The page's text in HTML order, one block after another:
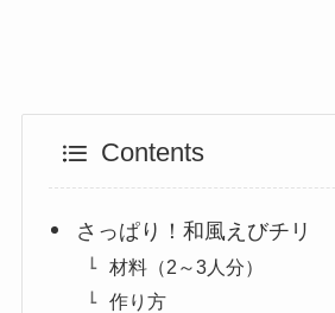
Contents
さっぱり！和風えびチリ
材料（2～3人分）
作り方